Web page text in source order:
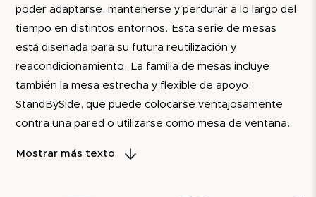
poder adaptarse, mantenerse y perdurar a lo largo del
tiempo en distintos entornos. Esta serie de mesas
está diseñada para su futura reutilización y
reacondicionamiento. La familia de mesas incluye
también la mesa estrecha y flexible de apoyo,
StandBySide, que puede colocarse ventajosamente
contra una pared o utilizarse como mesa de ventana.
Diseñada por Ulf Linder y Kristina Lindqvist, la mesa
Mostrar más texto